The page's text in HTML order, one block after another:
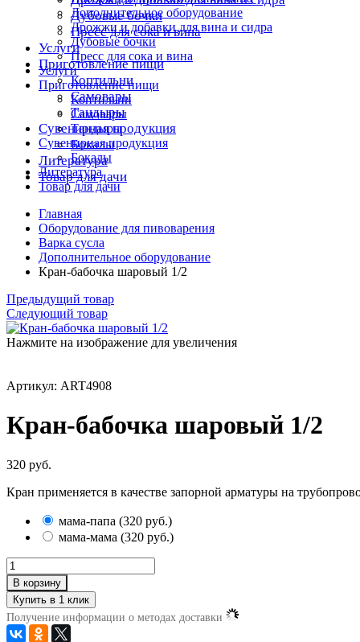
Дубовые бочки
Пресс для сока и вина
Услуги
Приготовление пищи
Коптильни
Самовары
Тандыры
Сувенирная продукция
Бокалы
Литература
Товар для дачи
Дополнительное оборудование
Дрожжи и добавки для вина и сидра
Дубовые бочки
Пресс для сока и вина
Услуги
Приготовление пищи
Коптильни
Самовары
Тандыры
Сувенирная продукция
Бокалы
Литература
Товар для дачи
Главная
Оборудование для пивоварения
Варка сусла
Дополнительное оборудование
Кран-бабочка шаровый 1/2
Предыдущий товар
Следующий товар
Нажмите на изображение для увеличения
Артикул: ART4908
Кран-бабочка шаровый 1/2
320 руб.
Кран применяется в качестве запорной арматуры на
мама-папа (320 руб.)
мама-мама (320 руб.)
В корзину
Получение информации о методах доставки